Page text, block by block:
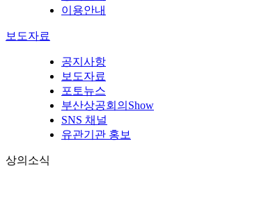
이용안내
보도자료
공지사항
보도자료
포토뉴스
부산상공회의Show
SNS 채널
유관기관 홍보
상의소식